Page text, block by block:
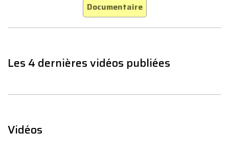
Documentaire
Les 4 dernières vidéos publiées
Vidéos